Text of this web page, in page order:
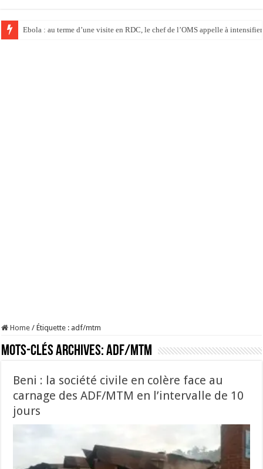
Ebola : au terme d’une visite en RDC, le chef de l’OMS appelle à
Home / Étiquette : adf/mtm
Mots-clés Archives:adf/mtm
Beni : la société civile en colère face au
carnage des ADF/MTM en l’intervalle de 10
jours